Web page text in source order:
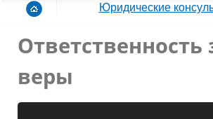
Юридические
веры